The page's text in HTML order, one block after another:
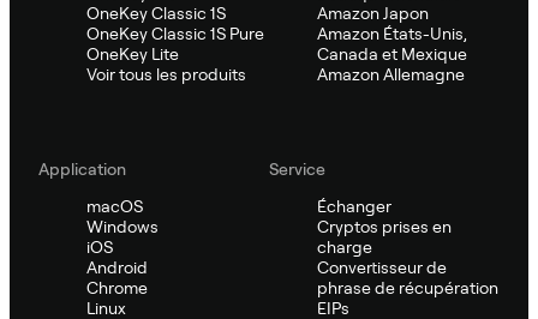
OneKey Classic 1S
OneKey Classic 1S Pure
OneKey Lite
Voir tous les produits
Amazon Japon
Amazon États-Unis,
Canada et Mexique
Amazon Allemagne
Application
macOS
Windows
iOS
Android
Chrome
Linux
Service
Échanger
Cryptos prises en
charge
Convertisseur de
phrase de récupération
EIPs